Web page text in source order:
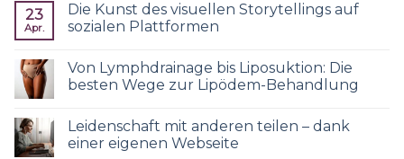
23
Apr.
Die Kunst des visuellen Storytellings auf
sozialen Plattformen
Von Lymphdrainage bis Liposuktion: Die
besten Wege zur Lipödem-Behandlung
Leidenschaft mit anderen teilen – dank
einer eigenen Webseite